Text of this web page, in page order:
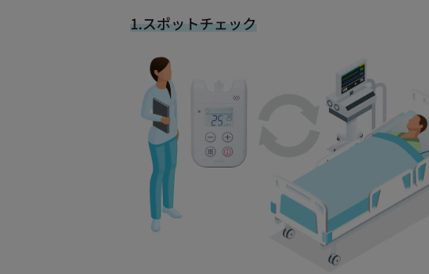
1.スポットチェック